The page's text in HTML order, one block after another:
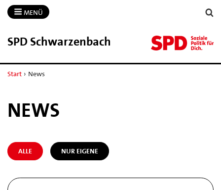
MENÜ
SPD Schwarzenbach
Start › News
NEWS
ALLE NUR EIGENE